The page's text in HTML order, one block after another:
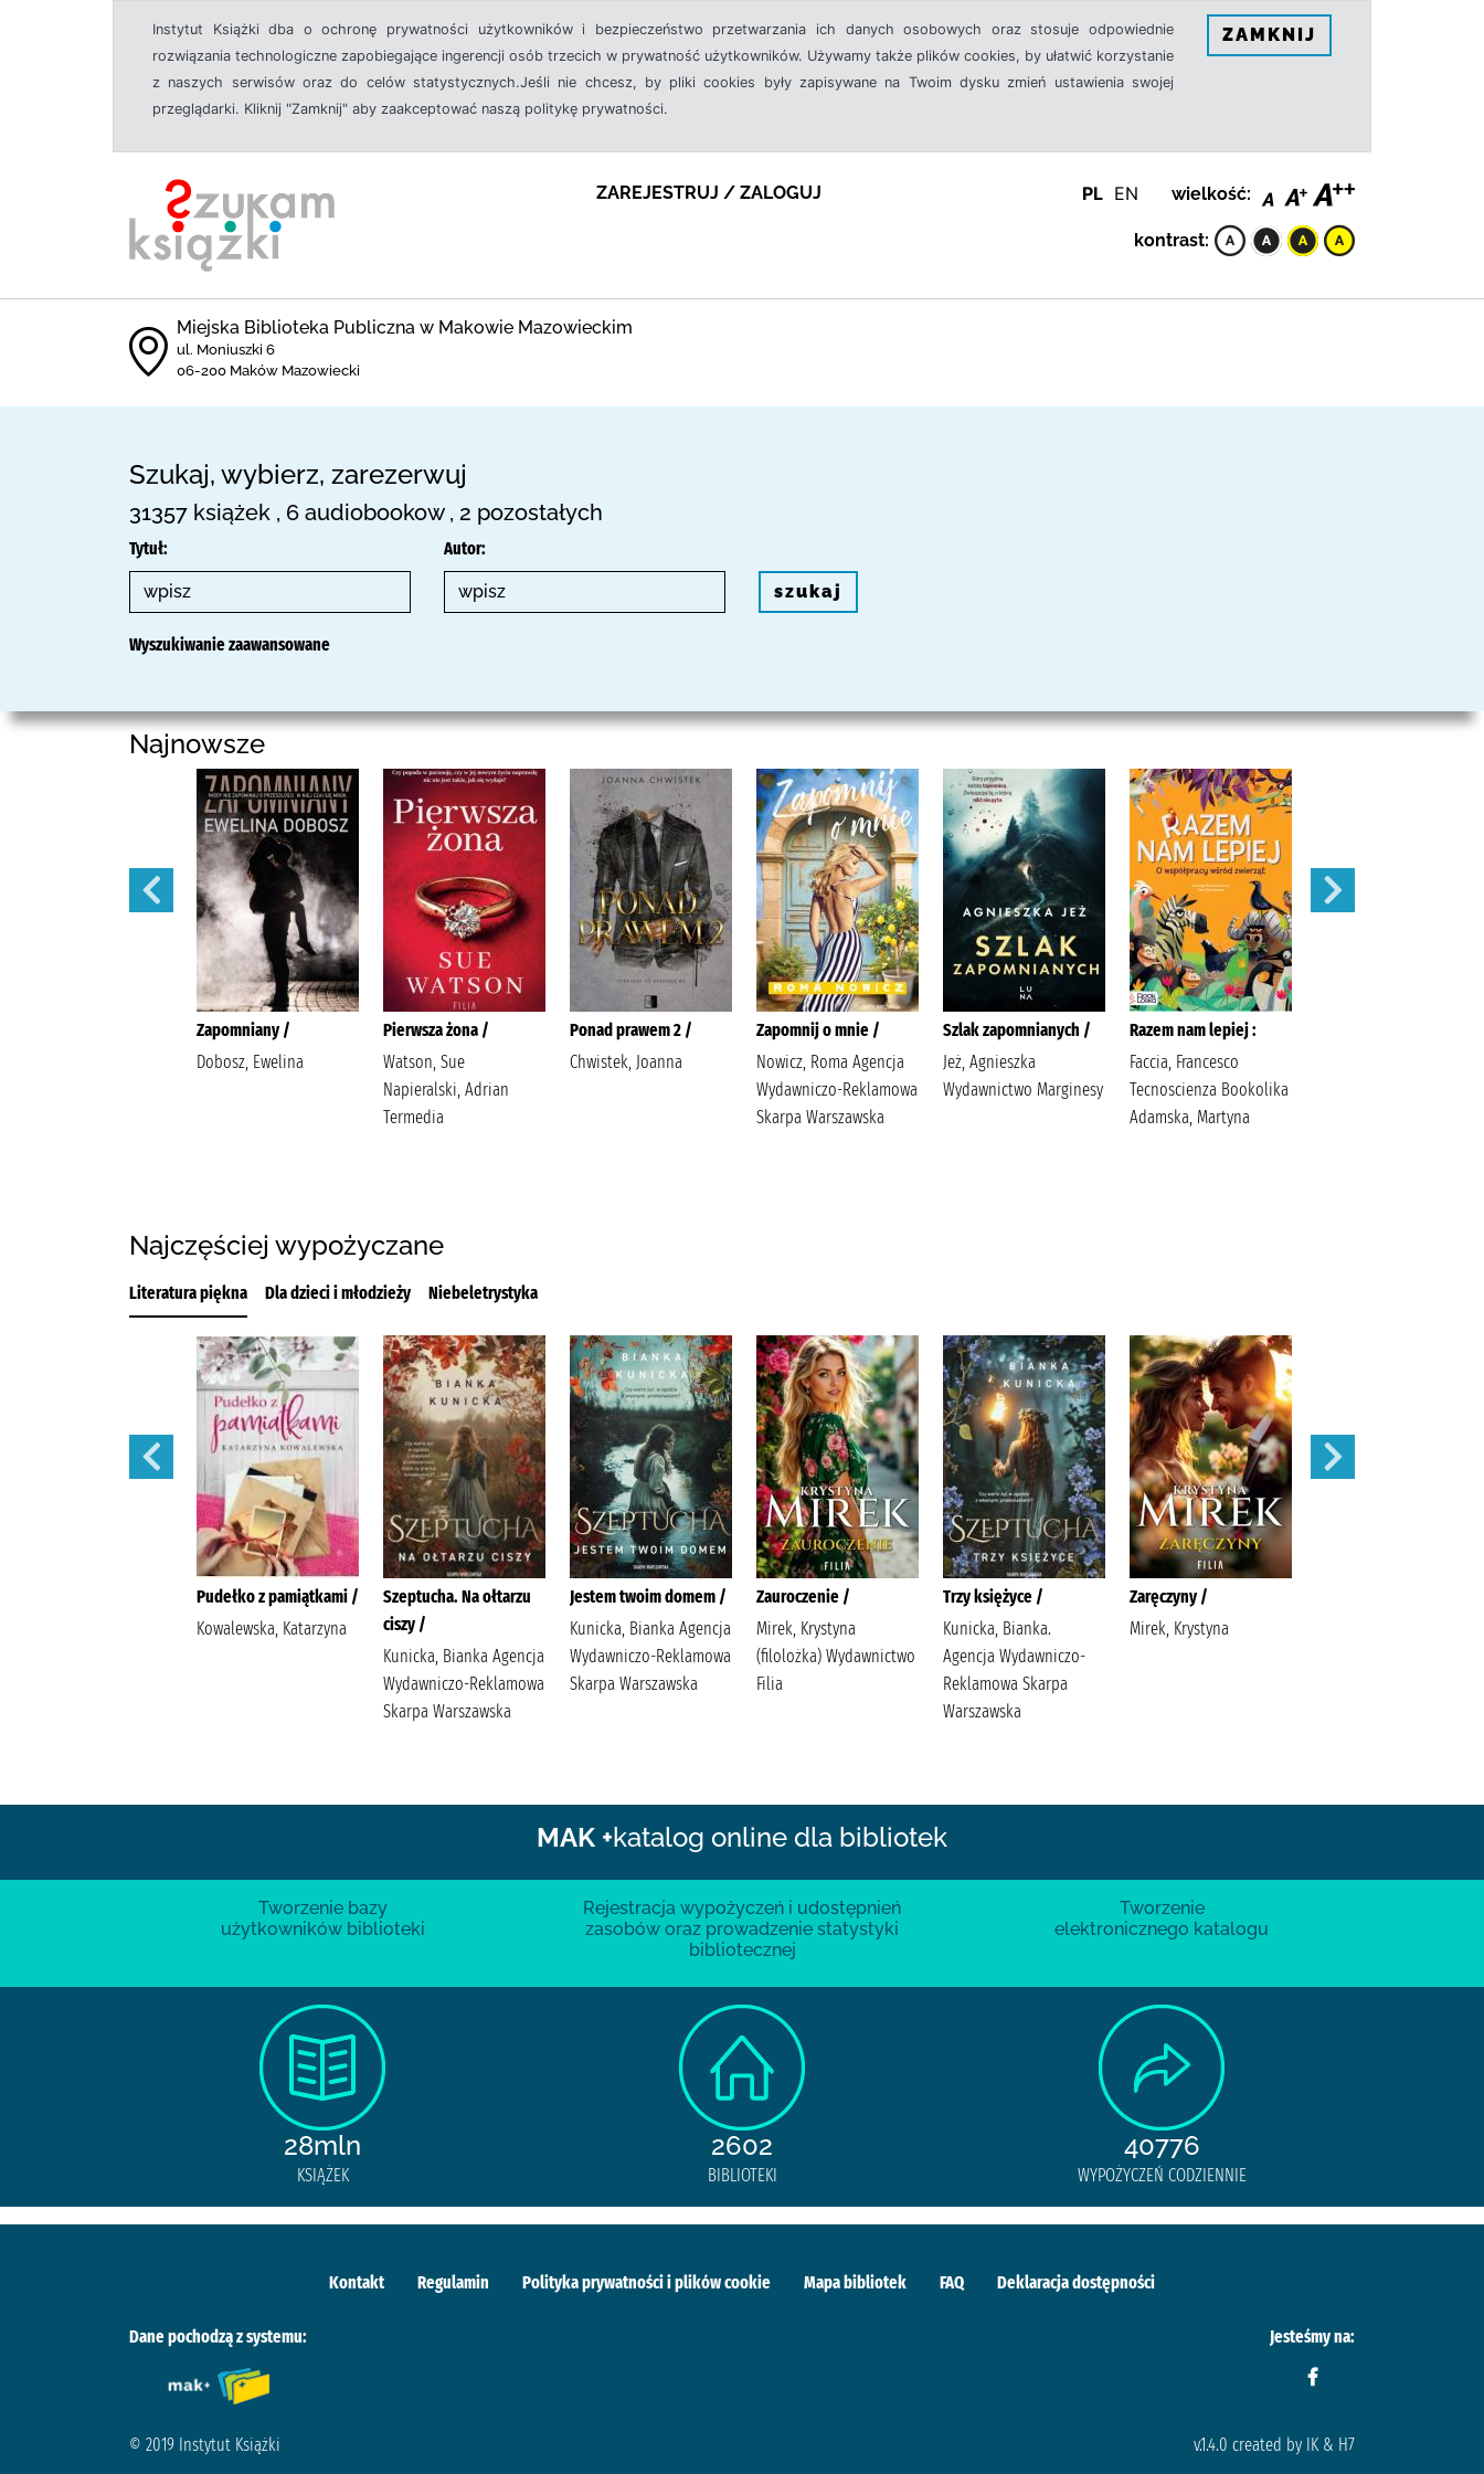
Instytut Książki dba o ochronę prywatności użytkowników i bezpieczeństwo przetwarzania ich danych osobowych oraz stosuje odpowiednie
rozwiązania technologiczne zapobiegające ingerencji osób trzecich w prywatność użytkowników. Używamy także plików cookies, by ułatwić korzystanie
z naszych serwisów oraz do celów statystycznych.Jeśli nie chcesz, by pliki cookies były zapisywane na Twoim dysku zmień ustawienia swojej
przeglądarki. Kliknij "Zamknij" aby zaakceptować naszą politykę prywatności.
ZAMKNIJ
ZAREJESTRUJ / ZALOGUJ PL EN wielkość:
kontrast:
Miejska Biblioteka Publiczna w Makowie Mazowieckim
ul. Moniuszki 6
06-200 Maków Mazowiecki
Szukaj, wybierz, zarezerwuj
31357 książek , 6 audiobookow , 2 pozostałych
Tytuł: Autor:
szukaj
Wyszukiwanie zaawansowane
Najnowsze
Zapomniany /
Dobosz, Ewelina
Pierwsza żona /
Watson, Sue
Napieralski, Adrian
Termedia
Ponad prawem 2 /
Chwistek, Joanna
Zapomnij o mnie /
Nowicz, Roma Agencja
Wydawniczo-Reklamowa
Skarpa Warszawska
Szlak zapomnianych /
Jeż, Agnieszka
Wydawnictwo Marginesy
Razem nam lepiej :
Faccia, Francesco
Tecnoscienza Bookolika
Adamska, Martyna
Najczęściej wypożyczane
Literatura piękna Dla dzieci i młodzieży Niebeletrystyka
Pudełko z pamiątkami /
Kowalewska, Katarzyna
Szeptucha. Na ołtarzu
ciszy /
Kunicka, Bianka Agencja
Wydawniczo-Reklamowa
Skarpa Warszawska
Jestem twoim domem /
Kunicka, Bianka Agencja
Wydawniczo-Reklamowa
Skarpa Warszawska
Zauroczenie /
Mirek, Krystyna
(filolożka) Wydawnictwo
Filia
Trzy księżyce /
Kunicka, Bianka.
Agencja Wydawniczo-
Reklamowa Skarpa
Warszawska
Zaręczyny /
Mirek, Krystyna
MAK +katalog online dla bibliotek
Tworzenie bazy
użytkowników biblioteki
Rejestracja wypożyczeń i udostępnień
zasobów oraz prowadzenie statystyki
bibliotecznej
Tworzenie
elektronicznego katalogu
28mln
KSIĄŻEK
2602
BIBLIOTEKI
40776
WYPOŻYCZEŃ CODZIENNIE
Kontakt Regulamin Polityka prywatności i plików cookie Mapa bibliotek FAQ Deklaracja dostępności
Dane pochodzą z systemu: Jesteśmy na:
© 2019 Instytut Książki v.1.4.0 created by IK & H7